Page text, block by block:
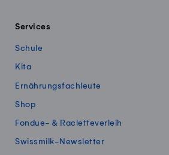
Services
Schule
Kita
Ernährungsfachleute
Shop
Fondue- & Racletteverleih
Swissmilk-Newsletter